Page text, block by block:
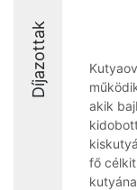
Díjazottak
akik
fő